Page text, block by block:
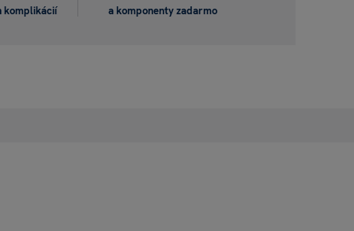
komplikácií a komponenty zadarmo